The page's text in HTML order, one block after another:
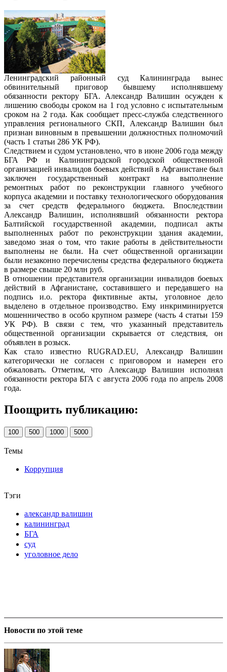
Ленинградский районный суд Калининграда вынес
обвинительный приговор бывшему исполнявшему
обязанности ректору БГА. Александр Валишин осужден к
лишению свободы сроком на 1 год условно с испытательным
сроком на 2 года. Как сообщает пресс-служба следственного
управления регионального СКП, Александр Валишин был
признан виновным в превышении должностных полномочий
(часть 1 статьи 286 УК РФ).
Следствием и судом установлено, что в июне 2006 года между
БГА РФ и Калининградской городской общественной
организацией инвалидов боевых действий в Афганистане был
заключен государственный контракт на выполнение
ремонтных работ по реконструкции главного учебного
корпуса академии и поставку технологического оборудования
за счет средств федерального бюджета. Впоследствии
Александр Валишин, исполнявший обязанности ректора
Балтийской государственной академии, подписал акты
выполненных работ по реконструкции здания академии,
заведомо зная о том, что такие работы в действительности
выполнены не были. На счет общественной организации
были незаконно перечислены средства федерального бюджета
в размере свыше 20 млн руб.
В отношении представителя организации инвалидов боевых
действий в Афганистане, составившего и передавшего на
подпись и.о. ректора фиктивные акты, уголовное дело
выделено в отдельное производство. Ему инкриминируется
мошенничество в особо крупном размере (часть 4 статьи 159
УК РФ). В связи с тем, что указанный представитель
общественной организации скрывается от следствия, он
объявлен в розыск.
Как стало известно RUGRAD.EU, Александр Валишин
категорически не согласен с приговором и намерен его
обжаловать. Отметим, что Александр Валишин исполнял
обязанности ректора БГА с августа 2006 года по апрель 2008
года.
Поощрить публикацию:
100 500 1000 5000
Темы
Коррупция
Тэги
александр валишин
калининград
БГА
суд
уголовное дело
Новости по этой теме